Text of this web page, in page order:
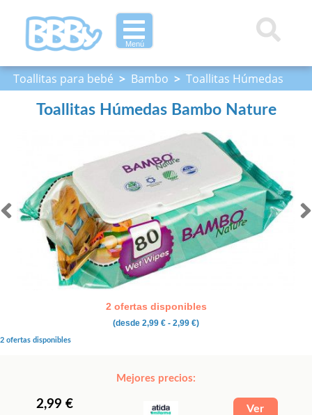
Menú
Toallitas para bebé > Bambo > Toallitas Húmedas
Bambo Nature
Toallitas Húmedas Bambo Nature
2 ofertas disponibles
(desde 2,99 € - 2,99 €)
2 ofertas disponibles
Mejores precios:
2,99 €